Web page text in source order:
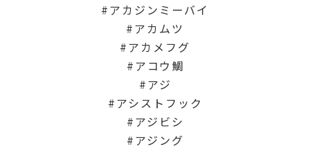
アカジンミーバイ
アカムツ
アカメフグ
アコウ鯛
アジ
アシストフック
アジビシ
アジング